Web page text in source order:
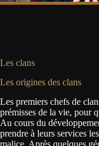
Les clans
Les origines des clans
Les premiers chefs de
prémisses de la vie, pour
Au cours du
prendre à leurs services
malice. Après quelques